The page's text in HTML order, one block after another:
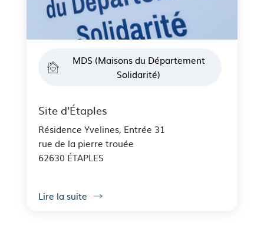
MDS (Maisons du Département
Solidarité)
Site d'Étaples
Résidence Yvelines, Entrée 31
rue de la pierre trouée
62630 ÉTAPLES
Lire la suite